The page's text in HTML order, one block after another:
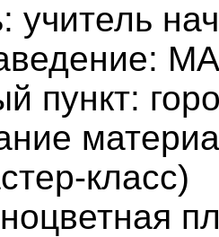
учитель
пункт:
класс)